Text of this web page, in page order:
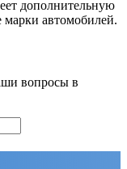
дополнительную
марки автомобилей.
вопросы в